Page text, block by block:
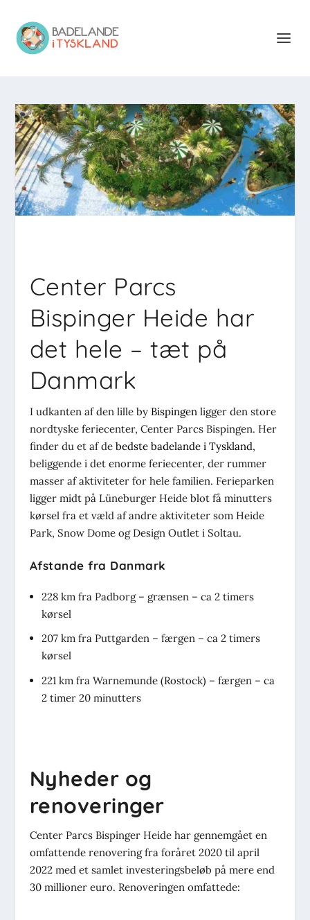
Center Parcs
Bispinger Heide har
det hele – tæt på
Danmark
I udkanten af den lille by Bispingenligger den store
nordtyske feriecenter, Center Parcs Bispingen. Her
finder du et af de bedste badelande i Tyskland,
beliggende i det enorme feriecenter, der rummer
masser af aktiviteter for hele familien. Ferieparken
ligger midt på Lüneburger Heide blot få minutters
kørsel fra et væld af andre aktiviteter som Heide
Park, Snow Dome og Design Outlet i Soltau.
Afstande fra Danmark
228 km fra Padborg – grænsen – ca 2 timers
kørsel
207 km fra Puttgarden – færgen – ca 2 timers
kørsel
221 km fra Warnemunde (Rostock) – færgen – ca
2 timer 20 minutters
Nyheder og
renoveringer
Center Parcs Bispinger Heide har gennemgået en
omfattende renovering fra foråret 2020 til april
2022 med et samlet investeringsbeløb på mere end
30 millioner euro. Renoveringen omfattede: